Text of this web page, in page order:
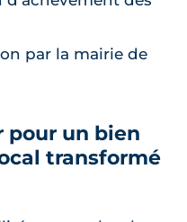
par la mairie de
pour un bien
transformé